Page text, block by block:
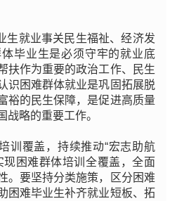
生就业事关民生福祉、经济发
毕业生是必须守牢的就业底
扶作为重要的政治工作、民生
识困难群体就业是巩固拓展脱
裕的民生保障，是促进高质量
战略的重要工作。
训覆盖，持续推动“宏志助航
现困难群体培训全覆盖，全面
。要坚持分类施策，区分困难
困难毕业生补齐就业短板、拓